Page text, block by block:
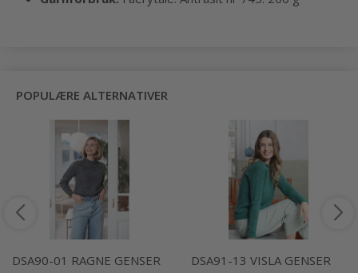
POPULÆRE ALTERNATIVER
DSA90-01 RAGNE GENSER
DSA91-13 VISLA GENSER